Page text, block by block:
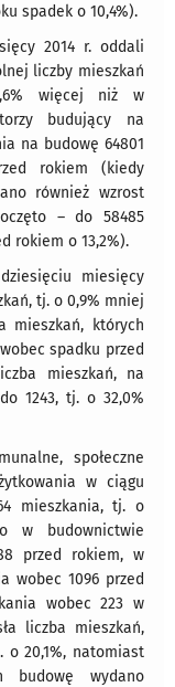
spadek o 10,4%).
2014 r. oddali
liczby mieszkań
więcej niż w
budujący na
na budowę 64801
rokiem (kiedy
również wzrost
– do 58485
rokiem o 13,2%).
miesięcy
tj. o 0,9% mniej
mieszkań, których
spadku przed
mieszkań, na
1243, tj. o 32,0%
społeczne
w ciągu
mieszkania, tj. o
w budownictwie
przed rokiem, w
wobec 1096 przed
wobec 223 w
liczba mieszkań,
o 20,1%, natomiast
budowę wydano